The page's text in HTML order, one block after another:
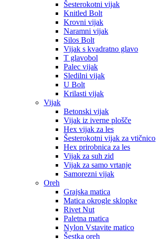
Šesterokotni vijak
Knitled Bolt
Krovni vijak
Naramni vijak
Silos Bolt
Vijak s kvadratno glavo
T glavobol
Palec vijak
Sledilni vijak
U Bolt
Krilasti vijak
Vijak
Betonski vijak
Vijak iz iverne plošče
Hex vijak za les
Šesterokotni vijak za vtičnico
Hex prirobnica za les
Vijak za suh zid
Vijak za samo vrtanje
Samorezni vijak
Oreh
Grajska matica
Matica okrogle sklopke
Rivet Nut
Paletna matica
Nylon Vstavite matico
Šestka oreh